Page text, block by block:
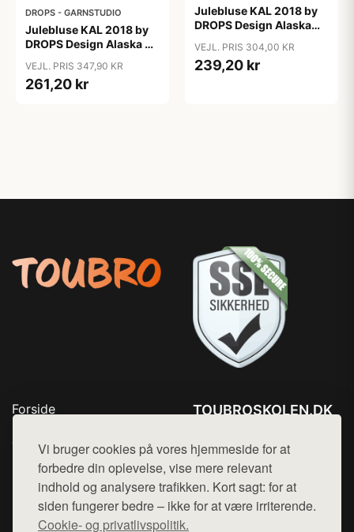
Vi bruger cookies på vores hjemmeside for at
forbedre din oplevelse, vise mere relevant
indhold og analysere trafikken. Kort sagt: for at
siden fungerer bedre – ikke for at være irriterende.
Cookie- og privatlivspolitik.
DROPS - GARNSTUDIO
Julebluse KAL 2018 by
DROPS Design Alaska og
XXXL
VEJL. PRIS 347,90 KR
261,20 kr
Julebluse KAL 2018 by
DROPS Design Alaska
VEJL. PRIS 304,00 KR
239,20 kr
Forside
Top Rabatter
Blog
Kontakt
TOUBROSKOLEN.DK
Mail: hej@want.dk
Cookie- og privatlivspolitik